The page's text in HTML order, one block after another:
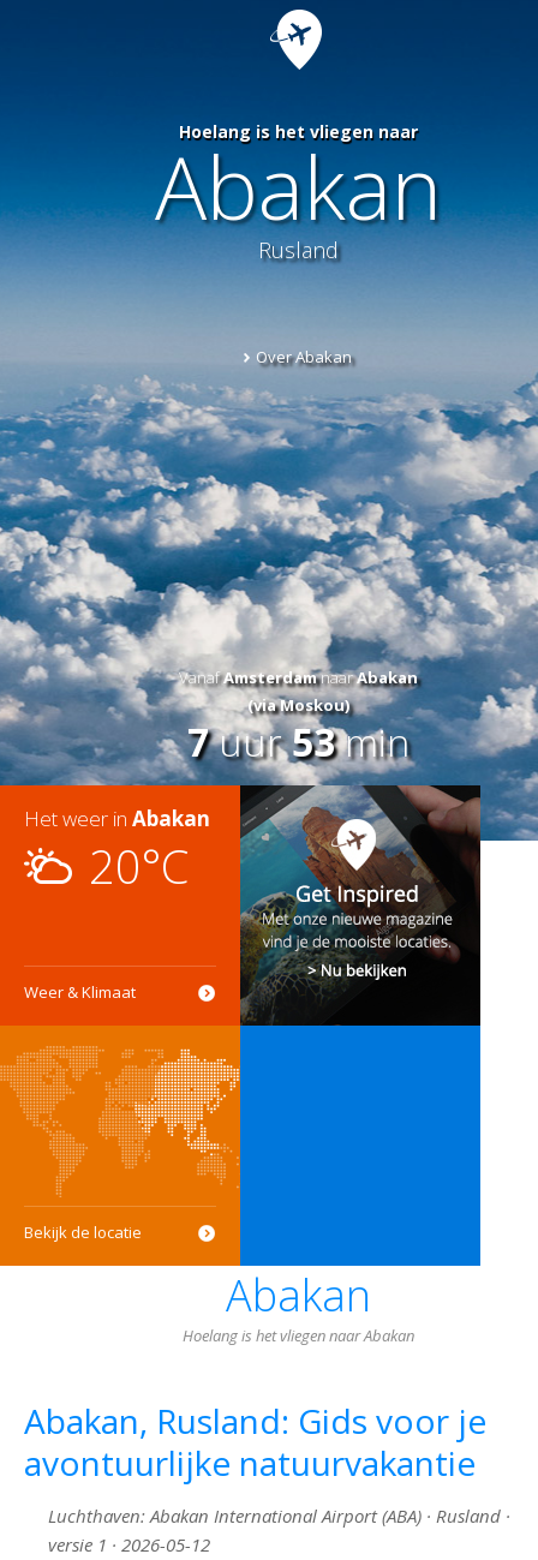
Hoelang is het vliegen naar
Abakan
Rusland
Over Abakan
VanafAmsterdamnaarAbakan
(via Moskou)
7uur53min
Het weer in Abakan
20°C
Weer & Klimaat
Bekijk de locatie
Abakan
Hoelang is het vliegen naar Abakan
Abakan, Rusland: Gids voor je
avontuurlijke natuurvakantie
Luchthaven: Abakan International Airport (ABA) · Rusland ·
versie 1 · 2026-05-12